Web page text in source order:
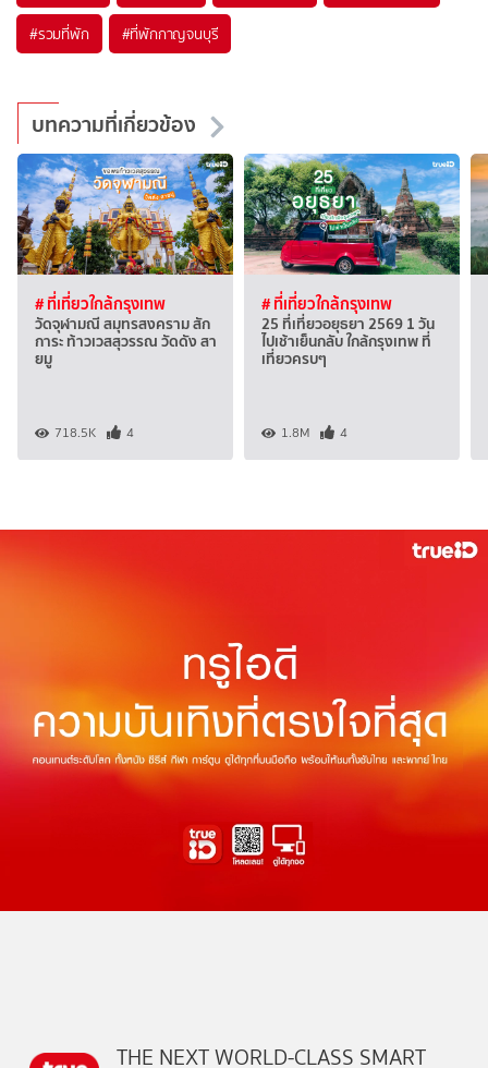
#รวมที่พัก #ที่พักกาญจนบุรี
บทความที่เกี่ยวข้อง
# ที่เที่ยวใกล้กรุงเทพ
วัดจุฬามณี สมุทรสงคราม สัก
การะ ท้าวเวสสุวรรณ วัดดัง สา
ยมู
718.5K 4
# ที่เที่ยวใกล้กรุงเทพ
25 ที่เที่ยวอยุธยา 2569 1 วัน
ไปเช้าเย็นกลับ ใกล้กรุงเทพ ที่
เที่ยวครบๆ
1.8M 4
THE NEXT WORLD-CLASS SMART